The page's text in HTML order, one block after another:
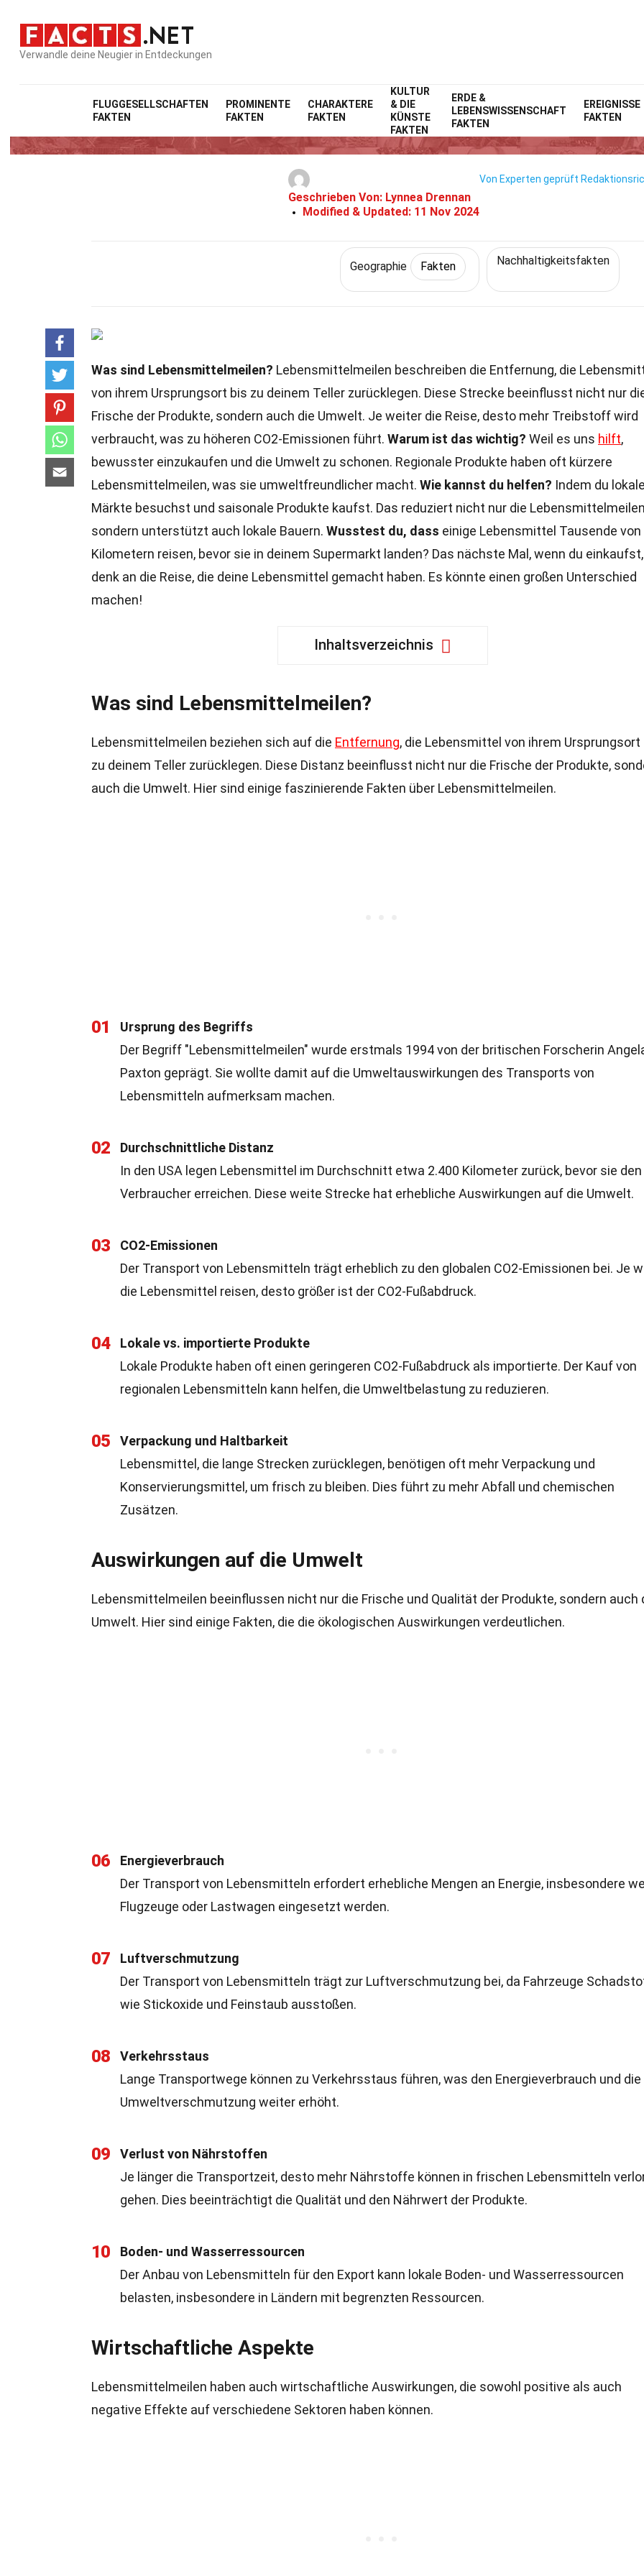
Verwandle deine Neugier in Entdeckungen
FLUGGESELLSCHAFTEN
FAKTEN
PROMINENTE
FAKTEN
CHARAKTERE
FAKTEN
KULTUR
& DIE
KÜNSTE
FAKTEN
ERDE &
LEBENSWISSENSCHAFT
FAKTEN
EREIGNISSE
FAKTEN
Home WissenschaftFakten Fakten
36 Fakten Über
Geschrieben Von: Lynnea Drennan
Modified & Updated: 11 Nov 2024
Von Experten geprüft
Geographie Fakten Nachhaltigkeitsfakten
Was sind Lebensmittelmeilen? Lebensmittelmeilen beschreiben die Entfernung, die
von ihrem Ursprungsort bis zu deinem Teller zurücklegen. Diese Strecke beeinflusst nicht nur
Frische der Produkte, sondern auch die Umwelt. Je weiter die Reise, desto mehr Treibstoff wird
verbraucht, was zu höheren CO2-Emissionen führt. Warum ist das wichtig? Weil es uns hilft,
bewusster einzukaufen und die Umwelt zu schonen. Regionale Produkte haben oft kürzere
Lebensmittelmeilen, was sie umweltfreundlicher macht. Wie kannst du helfen? Indem du
Märkte besuchst und saisonale Produkte kaufst. Das reduziert nicht nur die
sondern unterstützt auch lokale Bauern. Wusstest du, dass einige Lebensmittel Tausende von
Kilometern reisen, bevor sie in deinem Supermarkt landen? Das nächste Mal, wenn du einkaufst,
denk an die Reise, die deine Lebensmittel gemacht haben. Es könnte einen großen Unterschied
machen!
Inhaltsverzeichnis
Was sind Lebensmittelmeilen?
Lebensmittelmeilen beziehen sich auf die Entfernung, die Lebensmittel von ihrem Ursprungsort
zu deinem Teller zurücklegen. Diese Distanz beeinflusst nicht nur die Frische der Produkte,
auch die Umwelt. Hier sind einige faszinierende Fakten über Lebensmittelmeilen.
01
Ursprung des Begriffs
Der Begriff "Lebensmittelmeilen" wurde erstmals 1994 von der britischen Forscherin
Paxton geprägt. Sie wollte damit auf die Umweltauswirkungen des Transports von
Lebensmitteln aufmerksam machen.
02
Durchschnittliche Distanz
In den USA legen Lebensmittel im Durchschnitt etwa 2.400 Kilometer zurück, bevor sie den
Verbraucher erreichen. Diese weite Strecke hat erhebliche Auswirkungen auf die Umwelt.
03
CO2-Emissionen
Der Transport von Lebensmitteln trägt erheblich zu den globalen CO2-Emissionen bei. Je
die Lebensmittel reisen, desto größer ist der CO2-Fußabdruck.
04
Lokale vs. importierte Produkte
Lokale Produkte haben oft einen geringeren CO2-Fußabdruck als importierte. Der Kauf von
regionalen Lebensmitteln kann helfen, die Umweltbelastung zu reduzieren.
05
Verpackung und Haltbarkeit
Lebensmittel, die lange Strecken zurücklegen, benötigen oft mehr Verpackung und
Konservierungsmittel, um frisch zu bleiben. Dies führt zu mehr Abfall und chemischen
Zusätzen.
Auswirkungen auf die Umwelt
Lebensmittelmeilen beeinflussen nicht nur die Frische und Qualität der Produkte, sondern auch
Umwelt. Hier sind einige Fakten, die die ökologischen Auswirkungen verdeutlichen.
06
Energieverbrauch
Der Transport von Lebensmitteln erfordert erhebliche Mengen an Energie, insbesondere
Flugzeuge oder Lastwagen eingesetzt werden.
07
Luftverschmutzung
Der Transport von Lebensmitteln trägt zur Luftverschmutzung bei, da Fahrzeuge
wie Stickoxide und Feinstaub ausstoßen.
08
Verkehrsstaus
Lange Transportwege können zu Verkehrsstaus führen, was den Energieverbrauch und die
Umweltverschmutzung weiter erhöht.
09
Verlust von Nährstoffen
Je länger die Transportzeit, desto mehr Nährstoffe können in frischen Lebensmitteln
gehen. Dies beeinträchtigt die Qualität und den Nährwert der Produkte.
10
Boden- und Wasserressourcen
Der Anbau von Lebensmitteln für den Export kann lokale Boden- und Wasserressourcen
belasten, insbesondere in Ländern mit begrenzten Ressourcen.
Wirtschaftliche Aspekte
Lebensmittelmeilen haben auch wirtschaftliche Auswirkungen, die sowohl positive als auch
negative Effekte auf verschiedene Sektoren haben können.